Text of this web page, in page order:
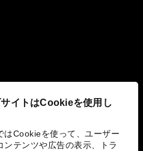
イトはCookieを使用し
はCookieを使って、ユーザー
ンテンツや広告の表示、トラ
み